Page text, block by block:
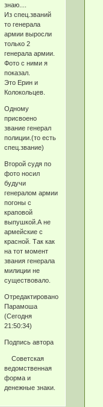
знаю....
Из спец.званий
то генерала
армии выросли
только 2
генерала армии.
Фото с ними я
показал.
Это Ерин и
Колокольцев.
Одному
присвоено
звание генерал
полиции.(то есть
спец.звание)
Второй судя по
фото носил
будучи
генералом армии
погоны с
краповой
выпушкой.А не
армейские с
красной. Так как
на тот момент
звания генерала
милиции не
существовало.
Отредактировано
Парамоша
(Сегодня
21:50:34)
Подпись автора
Советская
ведомственная
форма и
денежные знаки.